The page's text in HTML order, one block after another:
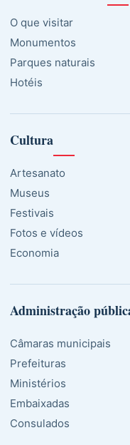
O que visitar
Monumentos
Parques naturais
Hotéis
Cultura
Artesanato
Museus
Festivais
Fotos e vídeos
Economia
Administração
Câmaras municipais
Prefeituras
Ministérios
Embaixadas
Consulados